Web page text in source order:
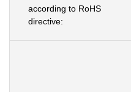
according to RoHS
directive: